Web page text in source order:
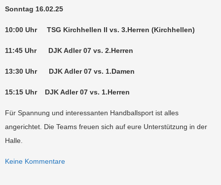
Sonntag 16.02.25
10:00 Uhr TSG Kirchhellen II vs. 3.Herren (Kirchhellen)
11:45 Uhr DJK Adler 07 vs. 2.Herren
13:30 Uhr DJK Adler 07 vs. 1.Damen
15:15 Uhr DJK Adler 07 vs. 1.Herren
Für Spannung und interessanten Handballsport ist alles
angerichtet. Die Teams freuen sich auf eure Unterstützung in der
Halle.
Keine Kommentare